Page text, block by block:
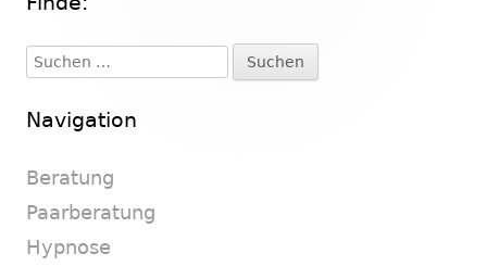
Haupt-
Seitenleiste
Suchen
nach:
Navigation
Beratung
Paarberatung
Hypnose